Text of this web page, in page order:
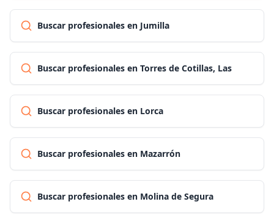
Buscar profesionales en Jumilla
Buscar profesionales en Torres de Cotillas, Las
Buscar profesionales en Lorca
Buscar profesionales en Mazarrón
Buscar profesionales en Molina de Segura